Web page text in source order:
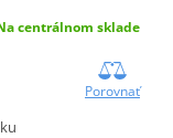
centrálnom sklade
Porovnať